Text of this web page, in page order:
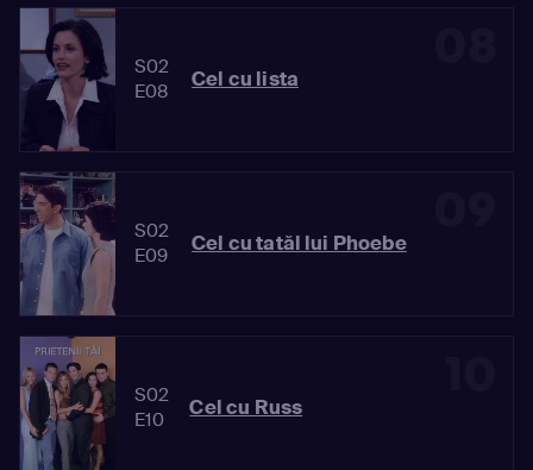
S02
E08
Cel cu lista
S02
E09
Cel cu tatăl lui Phoebe
S02
E10
Cel cu Russ